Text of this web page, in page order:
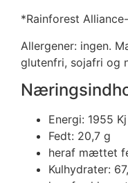
*Rainforest
Allergener: ingen.
glutenfri, sojafri og
Energi: 1955
Fedt: 20,7 g
heraf mættet
Kulhydrater: